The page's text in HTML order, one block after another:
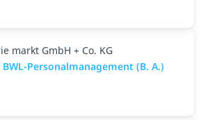
markt GmbH + Co. KG
Personalmanagement (B. A.)